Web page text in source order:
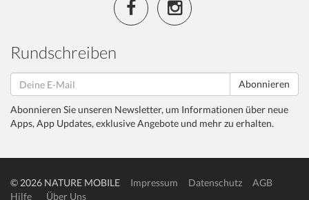
Rundschreiben
Abonnieren
Abonnieren Sie unseren Newsletter, um Informationen über neue
Apps, App Updates, exklusive Angebote und mehr zu erhalten.
© 2026 NATURE MOBILE Impressum Datenschutz
AGB
Hilfe
Über Uns